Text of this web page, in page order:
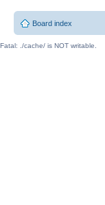
Board index
Fatal: ./cache/ is NOT writable.